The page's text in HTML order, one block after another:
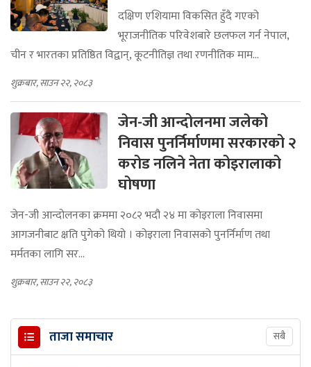
दक्षिण एशियामा विकसित हुँदै गएको
भूराजनीतिक परिवेशबारे छलफल गर्न नेपाल,
चीन र भारतका प्रतिष्ठित विद्वान्, कूटनीतिज्ञ तथा रणनीतिक माम...
शुक्रबार, साउन २२, २०८३
जेन-जी आन्दोलनमा जलेको
निवास पुनर्निर्माणमा सरकारको २
करोड नलिने नेता कोइरालाको
घोषणा
जेन-जी आन्दोलनका क्रममा २०८२ भदौ २४ मा कोइराला निवासमा
आगजनीबाट क्षति पुगेको थियो । कोइराला निवासको पुनर्निर्माण तथा
मर्मतका लागि सर...
शुक्रबार, साउन २२, २०८३
ताजा समाचार सबै